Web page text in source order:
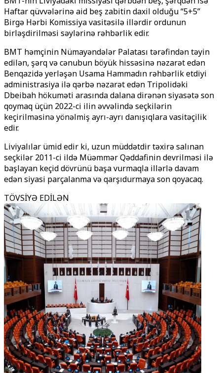
Haftar qüvvələrinə aid beş zabitin daxil olduğu “5+5”
Birgə Hərbi Komissiya vasitəsilə illərdir ordunun
birləşdirilməsi səylərinə rəhbərlik edir.
BMT həmçinin Nümayəndələr Palatası tərəfindən təyin
edilən, şərq və cənubun böyük hissəsinə nəzarət edən
Benqazidə yerləşən Usama Hammadın rəhbərlik etdiyi
administrasiya ilə qərbə nəzarət edən Tripolidəki
Dbeibah hökuməti arasında dalana dirənən siyasətə son
qoymaq üçün 2022-ci ilin əvvəlində seçkilərin
keçirilməsinə yönəlmiş ayrı-ayrı danışıqlara vasitəçilik
edir.
Liviyalılar ümid edir ki, uzun müddətdir təxirə salınan
seçkilər 2011-ci ildə Müəmmər Qəddafinin devrilməsi ilə
başlayan keçid dövrünü başa vurmaqla illərlə davam
edən siyasi parçalanma və qarşıdurmaya son qoyacaq.
TÖVSİYƏ EDİLƏN